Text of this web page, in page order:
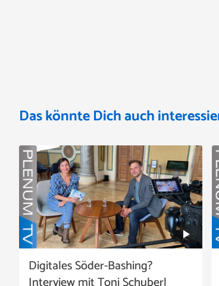
Das könnte Dich auch
Digitales Söder-Bashing?